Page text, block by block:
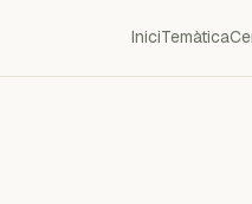
IniciTemàtica